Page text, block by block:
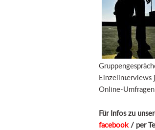
Einzelinterviews
Online-Umfragen
Für Infos zu
facebook / per